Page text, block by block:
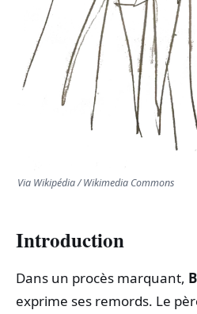
CULTURE
SCIENCES & TECH
Via Wikipédia / Wikimedia Commons
Introduction
Dans un procès marquant,
exprime ses remords. Le